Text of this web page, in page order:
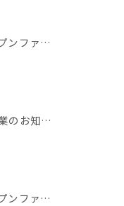
【八王子オープンファクトリー2024】2024.11.23
【年末年始休業のお知らせ】
【八王子オープンファクトリー薬局内見学タイムスケジュール】